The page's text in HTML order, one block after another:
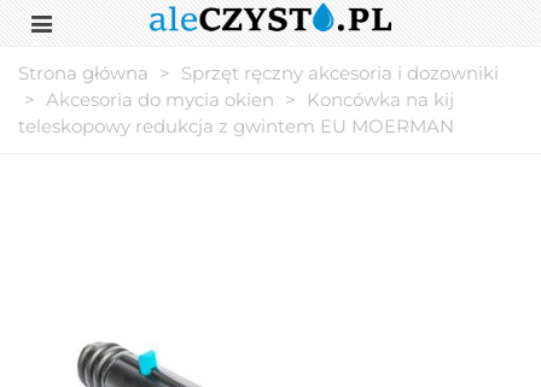
Strona główna > Sprzęt ręczny akcesoria i dozowniki
> Akcesoria do mycia okien >
Koncówka na kij
teleskopowy redukcja z gwintem EU MOERMAN